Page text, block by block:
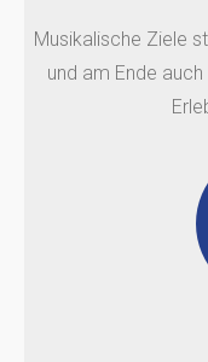
Musikalische Ziele
und am Ende